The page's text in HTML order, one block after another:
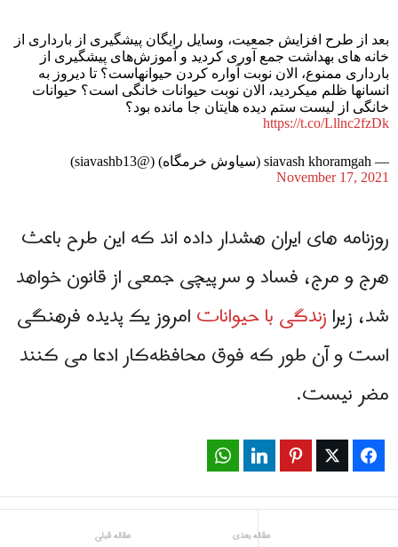
بعد از طرح افزایش جمعیت، وسایل رایگان پیشگیری از بارداری از
خانه های بهداشت جمع آوری کردید و آموزش‌های پیشگیری از
بارداری ممنوع، الان نوبت آواره کردن حیوانهاست؟ تا دیروز به
انسانها ظلم میکردید، الان نوبت حیوانات خانگی است؟ حیوانات
خانگی از لیست ستم دیده هایتان جا مانده بود؟
https://t.co/Lllnc2fzDk
— siavash khoramgah (سیاوش خرمگاه) (@siavashb13)
November 17, 2021
روزنامه های ایران هشدار داده اند که این طرح باعث
هرج و مرج، فساد و سرپیچی جمعی از قانون خواهد
شد، زیرازندگی با حیواناتامروز یک پدیده فرهنگی
است و آن طور که فوق محافظه‌کار ادعا می کنند
مضر نیست.
Facebook
Twitter
Pinterest
LinkedIn
مقاله قبلی مقاله بعدی